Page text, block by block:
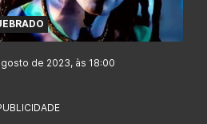
de 2023, às 18:00